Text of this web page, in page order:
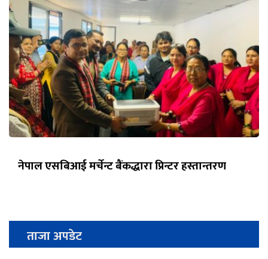
नेपाल एसबिआई मर्चेन्ट बैंकद्धारा प्रिन्टर हस्तान्तरण
ताजा अपडेट